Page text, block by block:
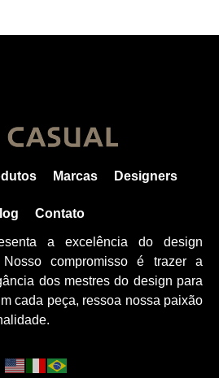
Marcas Designers
Contato
a excelência do design
compromisso é trazer a
dos mestres do design para
cada peça, ressoa nossa paixão